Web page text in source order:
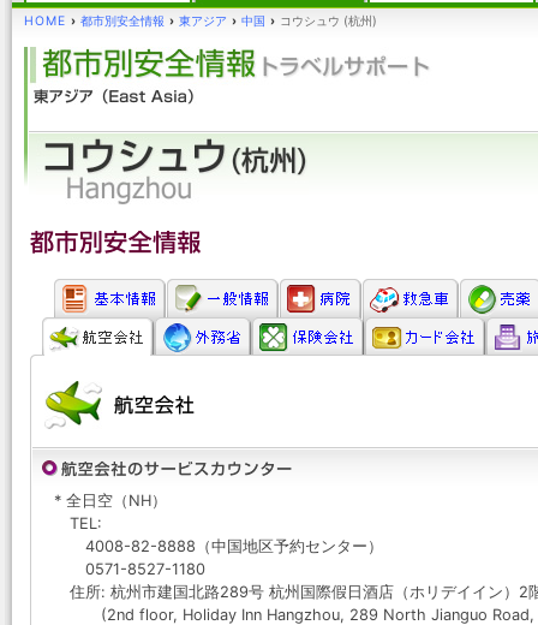
HOME › 都市別安全情報 › 東アジア › 中国 › コウシュウ (杭州)
* 全日空（NH）
TEL:
4008-82-8888（中国地区予約センター）
0571-8527-1180
住所: 杭州市建国北路289号 杭州国際假日酒店（ホリデイイン）2
(2nd floor, Holiday Inn Hangzhou, 289 North Jianguo Road,